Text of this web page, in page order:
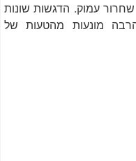
עמוק. הדגשות שונות
מונעות מהטעות של